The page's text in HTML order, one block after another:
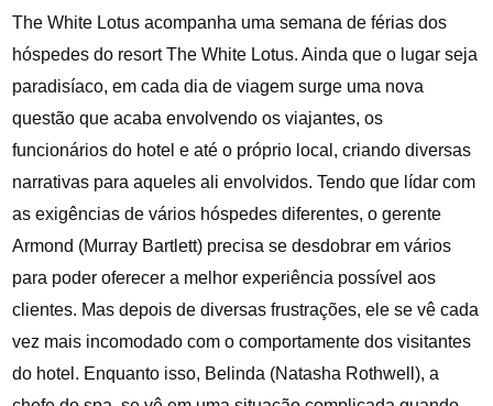
The White Lotus acompanha uma semana de férias dos
hóspedes do resort The White Lotus. Ainda que o lugar seja
paradisíaco, em cada dia de viagem surge uma nova
questão que acaba envolvendo os viajantes, os
funcionários do hotel e até o próprio local, criando diversas
narrativas para aqueles ali envolvidos. Tendo que lídar com
as exigências de vários hóspedes diferentes, o gerente
Armond (Murray Bartlett) precisa se desdobrar em vários
para poder oferecer a melhor experiência possível aos
clientes. Mas depois de diversas frustrações, ele se vê cada
vez mais incomodado com o comportamente dos visitantes
do hotel. Enquanto isso, Belinda (Natasha Rothwell), a